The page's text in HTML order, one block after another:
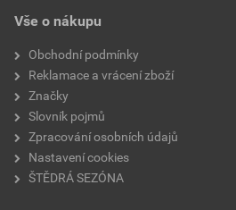
Stáhnout
Velikost
teplota zpracování
hmotnost
typ výrobku
faktor difuzního odporu
materiálová báze
Vše o nákupu
Obchodní podmínky
Reklamace a vrácení zboží
Značky
Slovník pojmů
Zpracování osobních údajů
Nastavení cookies
ŠTĚDRÁ SEZÓNA